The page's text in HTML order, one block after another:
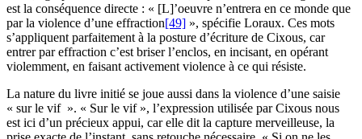
est la conséquence directe : « [L]’oeuvre n’entrera en ce monde que
par la violence d’une effraction[49] », spécifie Loraux. Ces mots
s’appliquent parfaitement à la posture d’écriture de Cixous, car
entrer par effraction c’est briser l’enclos, en incisant, en opérant
violemment, en faisant activement violence à ce qui résiste.
La nature du livre initié se joue aussi dans la violence d’une saisie
« sur le vif ». « Sur le vif », l’expression utilisée par Cixous nous
est ici d’un précieux appui, car elle dit la capture merveilleuse, la